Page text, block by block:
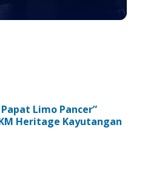
Limo Pancer”
Heritage Kayutangan